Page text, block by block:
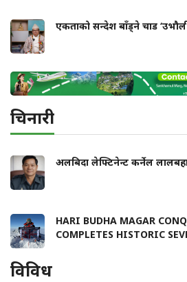
एकताको सन्देश बाँड्ने चाड
चिनारी
अलबिदा लेफ्टिनेन्ट कर्नेल
HARI BUDHA MAGAR
COMPLETES HISTORIC
विविध